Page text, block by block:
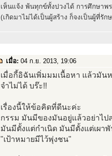
เห็นแจ้ง พ้นทุกข์ทั้งปวงได้ การศึกษาพ
(เกิดมาไม่ได้เป็นผู้สร้าง ก็จงเป็นผู้ที่รั
เมื่อ: 04 ก.ย. 2013, 19:06
เมื่อกี้อิฉันเพิ่มมมเนื้อหา แล้วมัน
จำไม่ได้ บร๊ะ!!
เรื่องนี้ให้ข้อคิดที่ดีนะค่ะ
กรรม มันมีของมันอยู่แล้วอย่าไป
มันมีตั้งแต่กำเนิด มันมีตั้งแต่เผา
"เป้าหมายมีไว้พุ่งชน"